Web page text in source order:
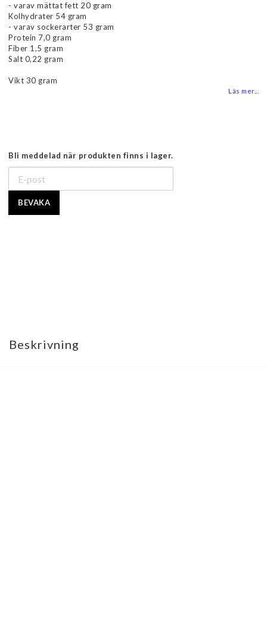
- varav mättat fett 20 gram
Kolhydrater 54 gram
- varav sockerarter 53 gram
Protein 7,0 gram
Fiber 1,5 gram
Salt 0,22 gram
Vikt 30 gram
Läs mer...
Bli meddelad när produkten finns i lager.
BEVAKA
Beskrivning